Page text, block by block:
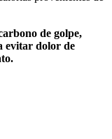
de golpe,
evitar dolor de